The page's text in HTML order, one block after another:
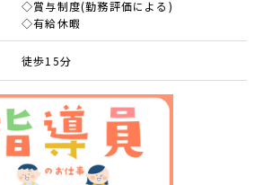
◇賞与制度(勤務評価による)
◇有給休暇
徒歩15分